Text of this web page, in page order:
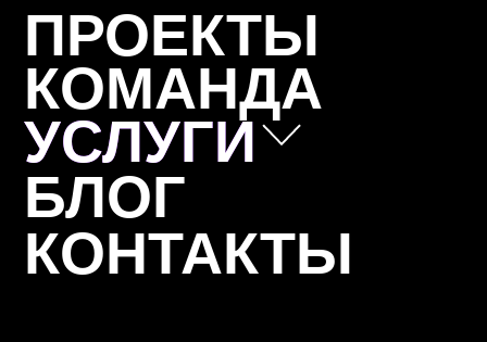
ПРОЕКТЫ
КОМАНДА
УСЛУГИ
УСЛУГИ
БЛОГ
КОНТАКТЫ
Позиционирование
Коммуникационная стратегия